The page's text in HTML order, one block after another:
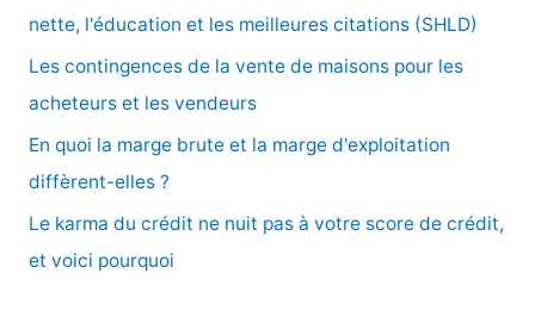
:
nette, l'éducation et les meilleures citations (SHLD)
Les contingences de la vente de maisons pour les
acheteurs et les vendeurs
En quoi la marge brute et la marge d'exploitation
diffèrent-elles ?
Le karma du crédit ne nuit pas à votre score de crédit,
et voici pourquoi